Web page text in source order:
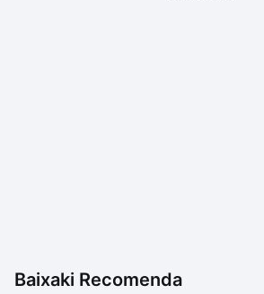
Baixaki Recomenda